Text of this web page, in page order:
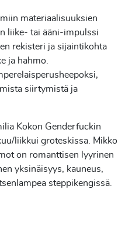
materiaalisuuksien
liike- tai ääni-impulssi
rekisteri ja sijaintikohta
ja hahmo.
siirtymistä ja
Kokon Genderfuckin
liikkui groteskissa. Mikko
on romanttisen lyyrinen
yksinäisyys, kauneus,
steppikengissä.